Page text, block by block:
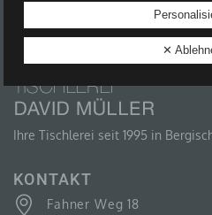
Ihre Tischlerei seit 1995 in
KONTAKT
Fahner Weg 18
B) BETROFFENE
identifizierbare natürliche
personenbezogene Daten
Verarbeitung
C) VERARBEITUNG
✕